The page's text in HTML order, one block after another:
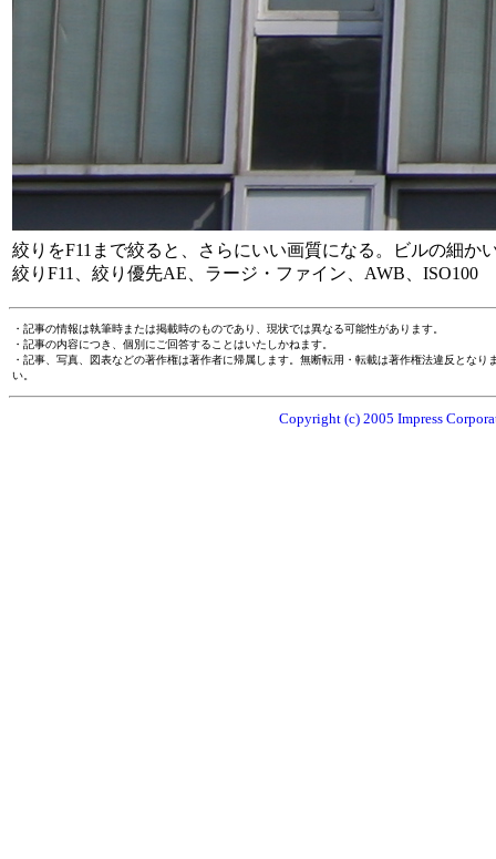
絞りをF11まで絞ると、さらにいい画質になる。ビルの細か
絞りF11、絞り優先AE、ラージ・ファイン、AWB、ISO100
・記事の情報は執筆時または掲載時のものであり、現状では異なる可能性があります。
・記事の内容につき、個別にご回答することはいたしかねます。
・記事、写真、図表などの著作権は著作者に帰属します。無断転用・転載は著作権法違反とな
い。
Copyright (c) 2005 Impress